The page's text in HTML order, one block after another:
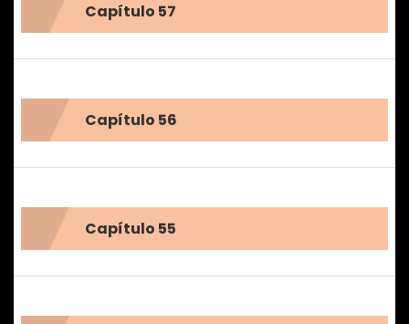
Capítulo 57
Capítulo 56
Capítulo 55